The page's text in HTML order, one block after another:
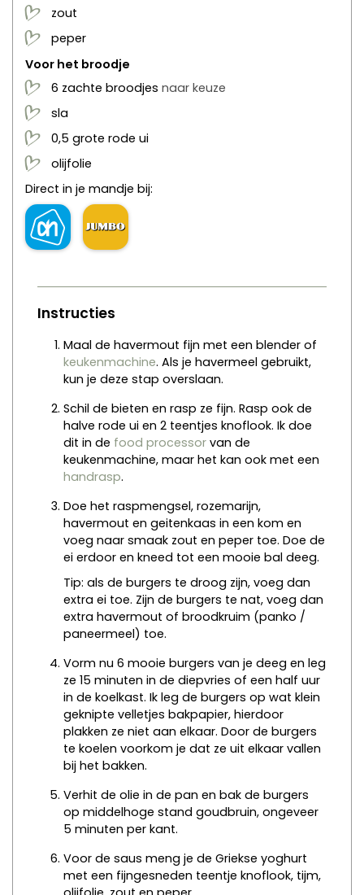
zout
peper
Voor het broodje
6 zachte broodjes naar keuze
sla
0,5 grote rode ui
olijfolie
Direct in je mandje bij:
Instructies
Maal de havermout fijn met een blender of
keukenmachine. Als je havermeel gebruikt,
kun je deze stap overslaan.
Schil de bieten en rasp ze fijn. Rasp ook de
halve rode ui en 2 teentjes knoflook. Ik doe
dit in de food processor van de
keukenmachine, maar het kan ook met een
handrasp.
Doe het raspmengsel, rozemarijn,
havermout en geitenkaas in een kom en
voeg naar smaak zout en peper toe. Doe de
ei erdoor en kneed tot een mooie bal deeg.
Tip: als de burgers te droog zijn, voeg dan
extra ei toe. Zijn de burgers te nat, voeg dan
extra havermout of broodkruim (panko /
paneermeel) toe.
Vorm nu 6 mooie burgers van je deeg en leg
ze 15 minuten in de diepvries of een half uur
in de koelkast. Ik leg de burgers op wat klein
geknipte velletjes bakpapier, hierdoor
plakken ze niet aan elkaar. Door de burgers
te koelen voorkom je dat ze uit elkaar vallen
bij het bakken.
Verhit de olie in de pan en bak de burgers
op middelhoge stand goudbruin, ongeveer
5 minuten per kant.
Voor de saus meng je de Griekse yoghurt
met een fijngesneden teentje knoflook, tijm,